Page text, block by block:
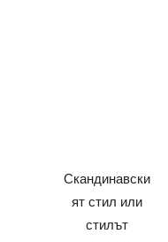
Скандинавски
ят стил или
стилът